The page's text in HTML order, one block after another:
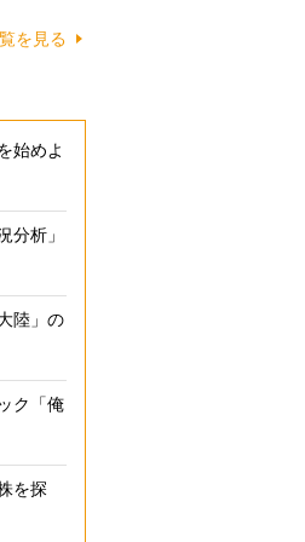
を見る
始めよ
分析」
陸」の
ク「俺
を探